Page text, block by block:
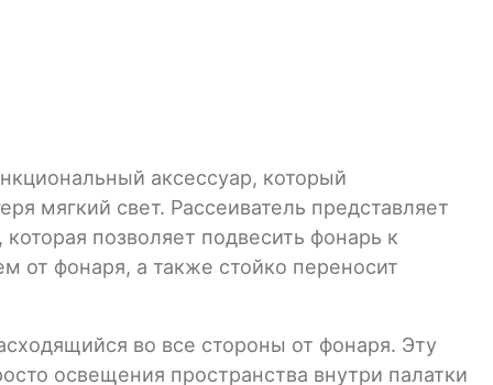
аксессуар, который
мягкий свет. Рассеиватель представляет
позволяет подвесить фонарь к
от фонаря, а также стойко переносит
во все стороны от фонаря. Эту
освещения пространства внутри палатки